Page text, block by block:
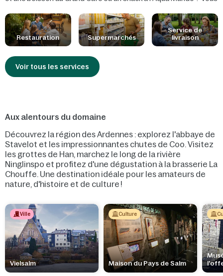
des pizzas. N'hésitez pas à non plus à vous faire livrer le petit
déjeuner ou un service Table cooking !
Restauration Supermarchés
Service de
livraison
Voir tous les services
Aux alentours du domaine
Découvrez la région des Ardennes : explorez l'abbaye de
Stavelot et les impressionnantes chutes de Coo. Visitez
les grottes de Han, marchez le long de la rivière
Ninglinspo et profitez d'une dégustation à la brasserie La
Chouffe. Une destination idéale pour les amateurs de
nature, d'histoire et de culture !
Ville
Vielsalm
Culture
Maison du Pays de Salm